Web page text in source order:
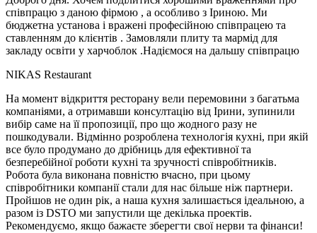
співпрацю з даною фірмою , а особливо з Іриною. Ми
бюджетна установа і вражені професійною співпрацею та
ставленням до клієнтів . Замовляли плиту та мармід для
закладу освіти у харчоблок .Надіємося на дальшу співпрацю
NIKAS Restaurant
На момент відкриття ресторану вели перемовини з багатьма
компаніями, а отримавши консултацію від Ірини, зупинили
вибір саме на її пропозиції, про що жодного разу не
пошкодували. Відмінно розроблена технологія кухні, при якій
все було продумано до дрібниць для ефективної та
безперебійної роботи кухні та зручності співробітників.
Робота була виконана повністю вчасно, при цьому
співробітники компанії стали для нас більше ніж партнери.
Пройшов не один рік, а наша кухня залишається ідеальною, а
разом із DSTO ми запустили ще декілька проектів.
Рекомендуємо, якщо бажаєте зберегти свої нерви та фінанси!